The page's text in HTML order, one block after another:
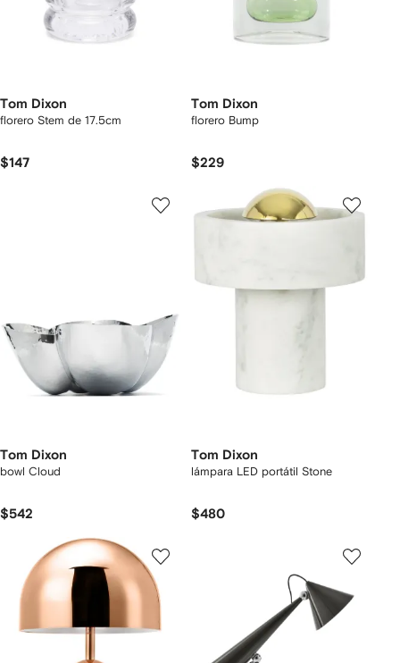
Tom Dixon
florero Stem de 17.5cm
$147
Tom Dixon
florero Bump
$229
Tom Dixon
bowl Cloud
$542
Tom Dixon
lámpara LED portátil Stone
$480